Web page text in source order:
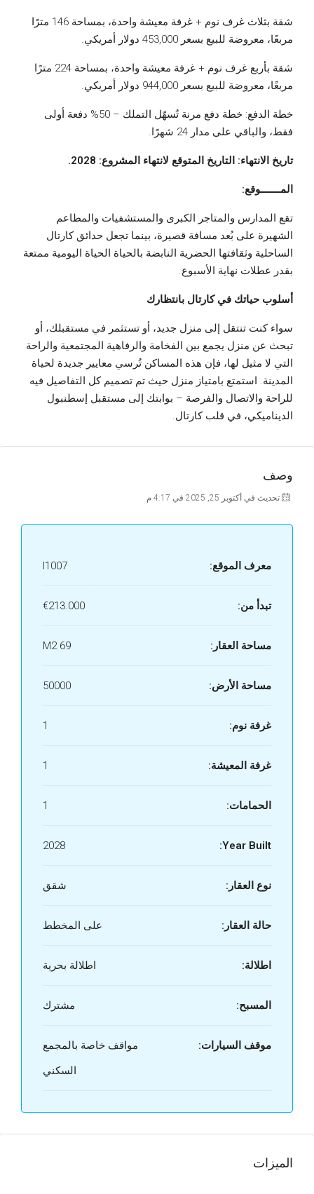
شقة بثلاث غرف نوم + غرفة معيشة واحدة، بمساحة 146 مترًا
مربعًا، معروضة للبيع بسعر 453,000 دولار أمريكي.
شقة بأربع غرف نوم + غرفة معيشة واحدة، بمساحة 224 مترًا
مربعًا، معروضة للبيع بسعر 944,000 دولار أمريكي.
خطة الدفع: خطة دفع مرنة تُسهّل التملك – 50% دفعة أولى
فقط، والباقي على مدار 24 شهرًا.
تاريخ الانتهاء: التاريخ المتوقع لانتهاء المشروع: 2028.
المـــــــوقع:
تقع المدارس والمتاجر الكبرى والمستشفيات والمطاعم
الشهيرة على بُعد مسافة قصيرة، بينما تجعل حدائق كارتال
الساحلية وثقافتها الحضرية النابضة بالحياة الحياة اليومية ممتعة
بقدر عطلات نهاية الأسبوع.
أسلوب حياتك في كارتال بانتظارك
سواء كنت تنتقل إلى منزل جديد، أو تستثمر في مستقبلك، أو
تبحث عن منزل يجمع بين الفخامة والرفاهية المجتمعية والراحة
التي لا مثيل لها، فإن هذه المساكن تُرسي معايير جديدة لحياة
المدينة. استمتع بامتياز منزل حيث تم تصميم كل التفاصيل فيه
للراحة والاتصال والفرصة – بوابتك إلى مستقبل إسطنبول
الديناميكي، في قلب كارتال.
وصف
تحديث في أكتوبر 25, 2025 في 4:17 م
معرف الموقع: I1007
تبدأ من: €213.000
مساحة العقار: 69 M2
مساحة الأرض: 50000
غرفة نوم: 1
غرفة المعيشة: 1
الحمامات: 1
Year Built:
2028
نوع العقار: شقق
حالة العقار: على المخطط
اطلالة: اطلالة بحرية
المسبح: مشترك
موقف السيارات:
مواقف خاصة بالمجمع
السكني
الميزات